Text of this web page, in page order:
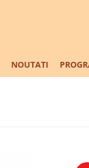
NOUTATI